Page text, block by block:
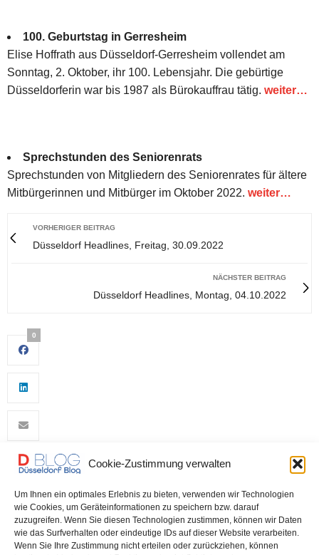
Cookie-Zustimmung verwalten
Um Ihnen ein optimales Erlebnis zu bieten, verwenden wir Technologien
wie Cookies, um Geräteinformationen zu speichern bzw. darauf
zuzugreifen. Wenn Sie diesen Technologien zustimmen, können wir Daten
wie das Surfverhalten oder eindeutige IDs auf dieser Website verarbeiten.
Wenn Sie Ihre Zustimmung nicht erteilen oder zurückziehen, können
100. Geburtstag in Gerresheim
Elise Hoffrath aus Düsseldorf-Gerresheim vollendet am
Sonntag, 2. Oktober, ihr 100. Lebensjahr. Die gebürtige
Düsseldorferin war bis 1987 als Bürokauffrau tätig. weiter…
Sprechstunden des Seniorenrats
Sprechstunden von Mitgliedern des Seniorenrates für ältere
Mitbürgerinnen und Mitbürger im Oktober 2022. weiter…
VORHERIGER BEITRAG
Düsseldorf Headlines, Freitag, 30.09.2022
NÄCHSTER BEITRAG
Düsseldorf Headlines, Montag, 04.10.2022
0